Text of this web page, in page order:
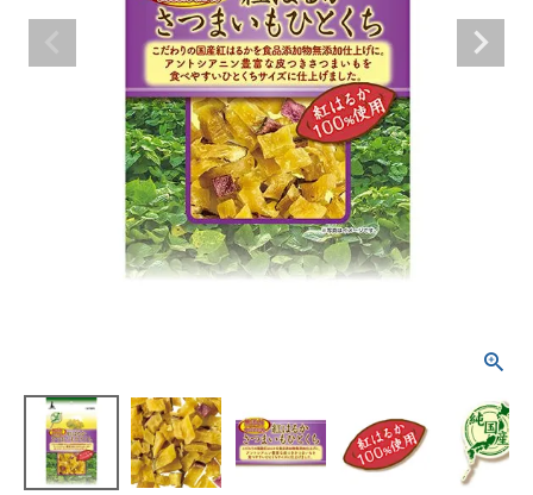
ご利用案内
ACCOUNT MENU
ようこそ ゲスト 様
person 新規会員登録